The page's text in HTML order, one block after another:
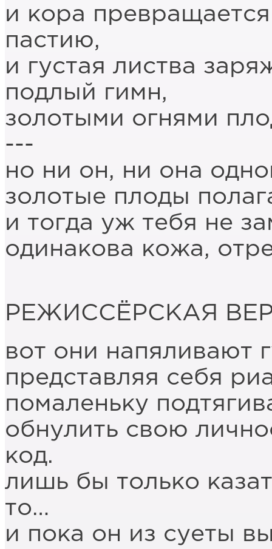
и кора
пастию,
и густая листва
подлый гимн,
золотыми огнями
---
но ни он, ни она
золотые плоды
и тогда уж тебя не
одинакова кожа,
РЕЖИССЁРСКАЯ
вот они напяливают
представляя себя
помаленьку
обнулить свою
код.
лишь бы только
то…
и пока он из суеты